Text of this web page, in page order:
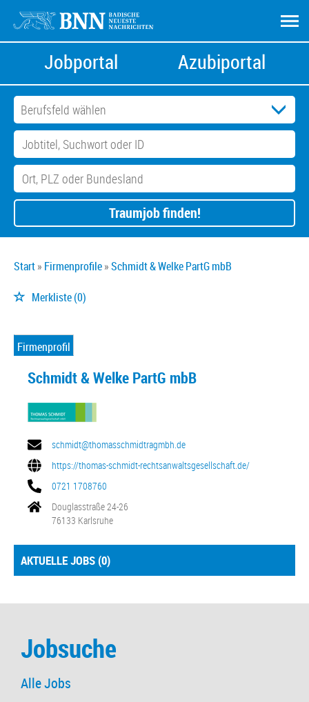
Jobportal Azubiportal
Traumjob finden!
Start Firmenprofile Schmidt & Welke PartG mbB
Merkliste(0)
Firmenprofil
Schmidt & Welke PartG mbB
schmidt@thomasschmidtragmbh.de
https://thomas-schmidt-rechtsanwaltsgesellschaft.de/
0721 1708760
Douglasstraße 24-26
76133 Karlsruhe
AKTUELLE JOBS (0)
Jobsuche
Alle Jobs